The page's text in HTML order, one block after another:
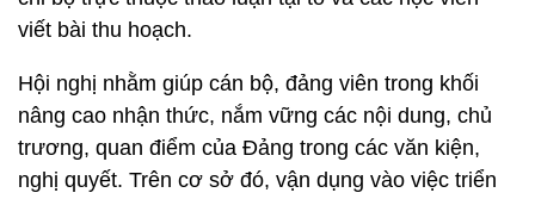
viết bài thu hoạch.
Hội nghị nhằm giúp cán bộ, đảng viên trong khối
nâng cao nhận thức, nắm vững các nội dung, chủ
trương, quan điểm của Đảng trong các văn kiện,
nghị quyết. Trên cơ sở đó, vận dụng vào việc triển